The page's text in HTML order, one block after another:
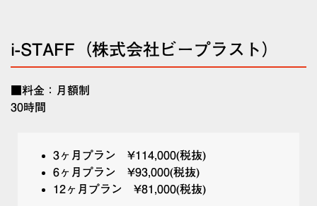
i-STAFF（株式会社ビープラスト）
■料金：月額制
30時間
3ヶ月プラン ¥114,000(税抜)
6ヶ月プラン ¥93,000(税抜)
12ヶ月プラン ¥81,000(税抜)